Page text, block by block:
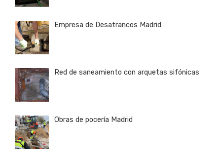
Empresa de Desatrancos Madrid
Red de saneamiento con arquetas sifónicas
Obras de pocería Madrid